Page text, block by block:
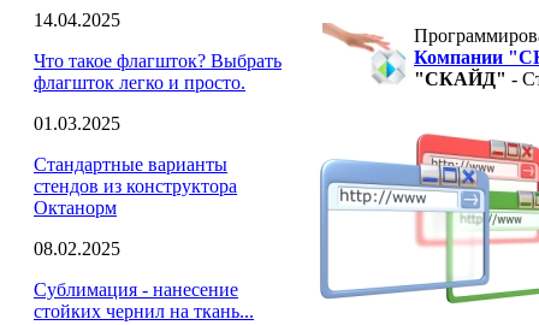
14.04.2025
Что такое флагшток? Выбрать
флагшток легко и просто.
01.03.2025
Стандартные варианты
стендов из конструктора
Октанорм
08.02.2025
Сублимация - нанесение
стойких чернил на ткань...
Компании
"СКАЙД" -